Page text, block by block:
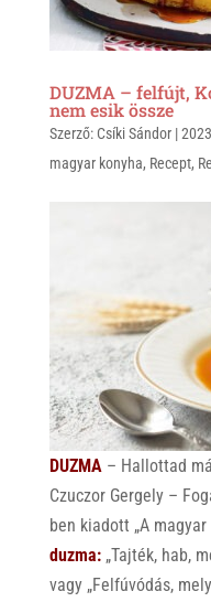
DUZMA – felfújt,
nem esik össze
Szerző: Csíki Sándor|
magyar konyha, Recept,
DUZMA– Hallottad
Czuczor Gergely –
ben kiadott „A
duzma:„Tajték, hab,
vagy „Felfúvódás,